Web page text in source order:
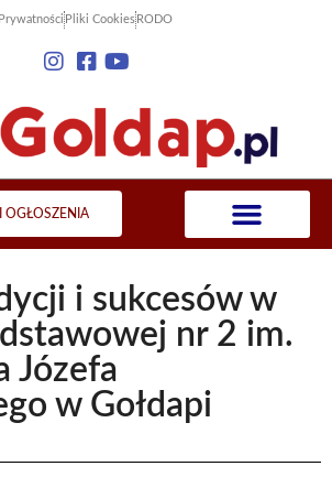
Pliki Cookies RODO
OGŁOSZENIA
i sukcesów w
nr 2 im.
Józefa
w Gołdapi